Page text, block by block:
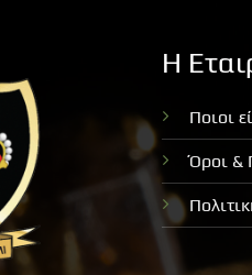
Η
Ποιοι
Όροι &